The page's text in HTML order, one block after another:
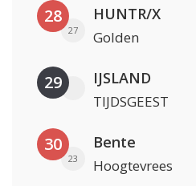
28
27
HUNTR/X
Golden
29 IJSLAND
TIJDSGEEST
30
23
Bente
Hoogtevrees